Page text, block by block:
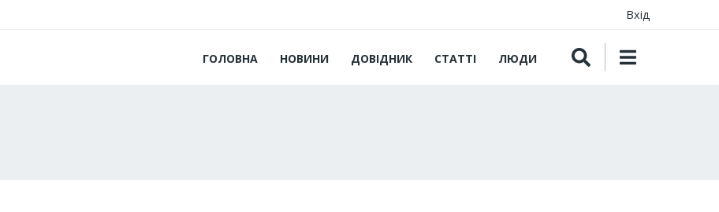
Вхід
ГОЛОВНА НОВИНИ ДОВІДНИК СТАТТІ ЛЮДИ